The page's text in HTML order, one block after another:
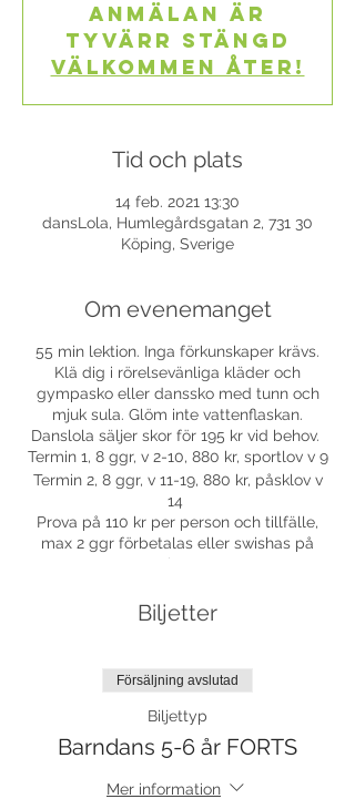
Anmälan är
tyvärr stängd
Välkommen åter!
Tid och plats
14 feb. 2021 13:30
dansLola, Humlegårdsgatan 2, 731 30
Köping, Sverige
Om evenemanget
55 min lektion. Inga förkunskaper krävs.
Klä dig i rörelsevänliga kläder och
gympasko eller danssko med tunn och
mjuk sula. Glöm inte vattenflaskan.
Danslola säljer skor för 195 kr vid behov.
Termin 1, 8 ggr, v 2-10, 880 kr, sportlov v 9
Termin 2, 8 ggr, v 11-19, 880 kr, påsklov v
14
Prova på 110 kr per person och tillfälle,
max 2 ggr förbetalas eller swishas på
plats.
Biljetter
Försäljning avslutad
Biljettyp
Barndans 5-6 år FORTS
Mer information